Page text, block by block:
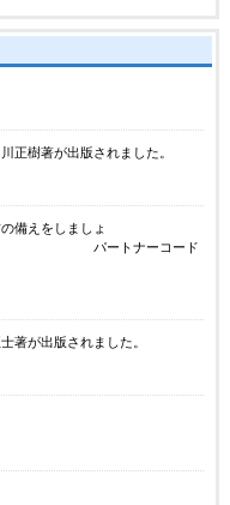
正樹著が出版されました。
備えをしましょ
ーコード
著が出版されました。